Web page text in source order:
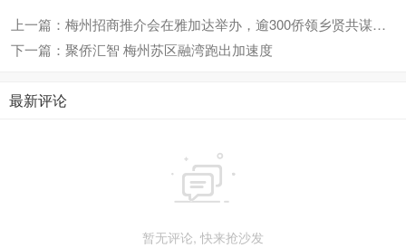
上一篇：梅州招商推介会在雅加达举办，逾300侨领乡贤共谋发展
下一篇：聚侨汇智 梅州苏区融湾跑出加速度
最新评论

暂无评论, 快来抢沙发